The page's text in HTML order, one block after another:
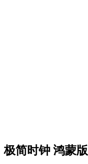
极简时钟 鸿蒙版